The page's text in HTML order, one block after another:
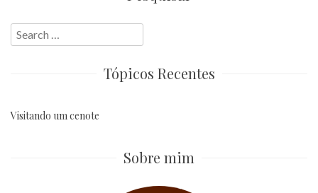
Search
for:
Tópicos Recentes
Visitando um cenote
Sobre mim